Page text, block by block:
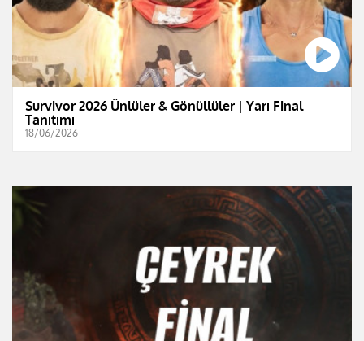
Survivor 2026 Ünlüler & Gönüllüler | Yarı Final
Tanıtımı
18/06/2026